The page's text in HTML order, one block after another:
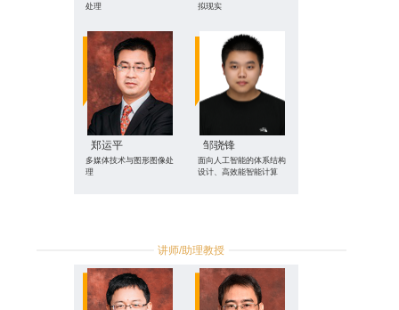
处理
拟现实
郑运平
多媒体技术与图形图像处
理
邹骁锋
面向人工智能的体系结构
设计、高效能智能计算
讲师/助理教授